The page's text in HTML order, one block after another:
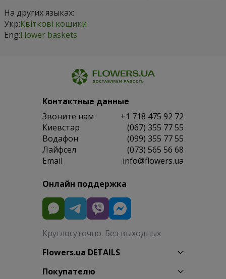
На других языках:
Укр:Квіткові кошики
Eng:Flower baskets
Контактные данные
Звоните нам
+1 718 475 92 72
Киевстар
(067) 355 77 55
Водафон
(099) 355 77 55
Лайфсел
(073) 565 56 68
Email
info@flowers.ua
Онлайн поддержка
Круглосуточно. Без выходных
Flowers.ua DETAILS
Покупателю